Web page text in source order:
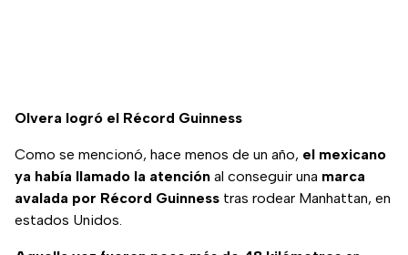
Olvera logró el Récord Guinness
Como se mencionó, hace menos de un año, el mexicano
ya había llamado la atención al conseguir una marca
avalada por Récord Guinness tras rodear Manhattan, en
estados Unidos.